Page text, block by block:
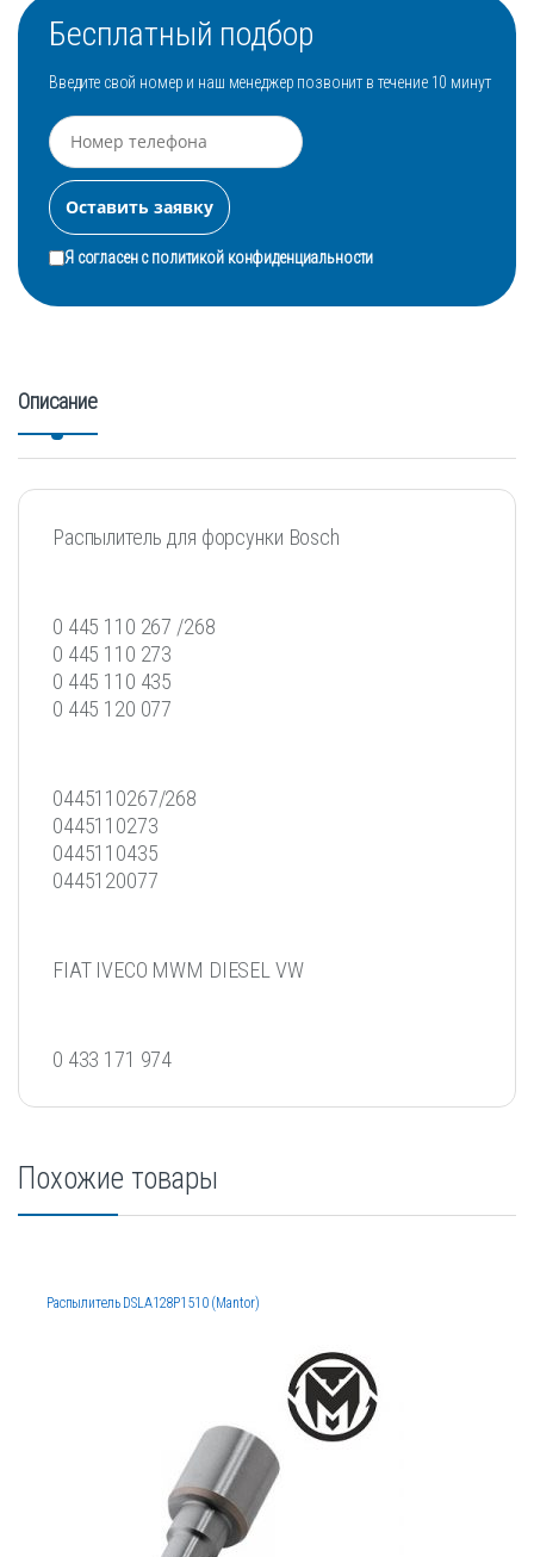
Бесплатный подбор
Введите свой номер и наш менеджер позвонит в течение 10 минут
Я согласен сполитикой конфиденциальности
Описание
Распылитель для форсунки Bosch
0 445 110 267 /268
0 445 110 273
0 445 110 435
0 445 120 077
0445110267/268
0445110273
0445110435
0445120077
FIAT IVECO MWM DIESEL VW
0 433 171 974
Похожие товары
Распылитель DSLA128P1510 (Mantor)